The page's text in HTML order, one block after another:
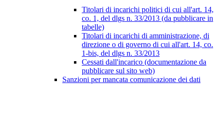
Titolari di incarichi politici di cui all'art. 14,
co. 1, del dlgs n. 33/2013 (da pubblicare in
tabelle)
Titolari di incarichi di amministrazione, di
direzione o di governo di cui all'art. 14, co.
1-bis, del dlgs n. 33/2013
Cessati dall'incarico (documentazione da
pubblicare sul sito web)
Sanzioni per mancata comunicazione dei dati